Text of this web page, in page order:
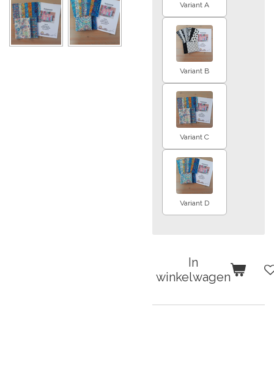
Variant A
Variant B
Variant C
Variant D
In
winkelwagen